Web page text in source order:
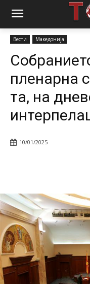
Почетна
Вести Македонија
пленарна
та, на
10/01/2025